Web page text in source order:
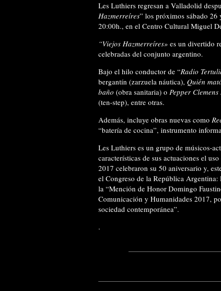
Les Luthiers regresan a Valladolid
Hazmerreíres” los próximos sábado 26
20:00h., en el Centro Cultural Miguel
“Viejos Hazmerreíres» es un divertido
celebradas del conjunto argentino.
Bajo el hilo conductor de “Radio
bergantín (zarzuela náutica), Quién
baño (obra sanitaria) o Pepper
(ten-step), entre otras.
Además, incluye obras nuevas como
“batería de cocina”, instrumento
Les Luthiers es un grupo de músicos-
características de sus actuaciones el
2017 celebraron su 50 aniversario y,
el Congreso de la República
la “Mención de Honor Domingo
Comunicación y Humanidades 2017,
sociedad contemporánea”.
.